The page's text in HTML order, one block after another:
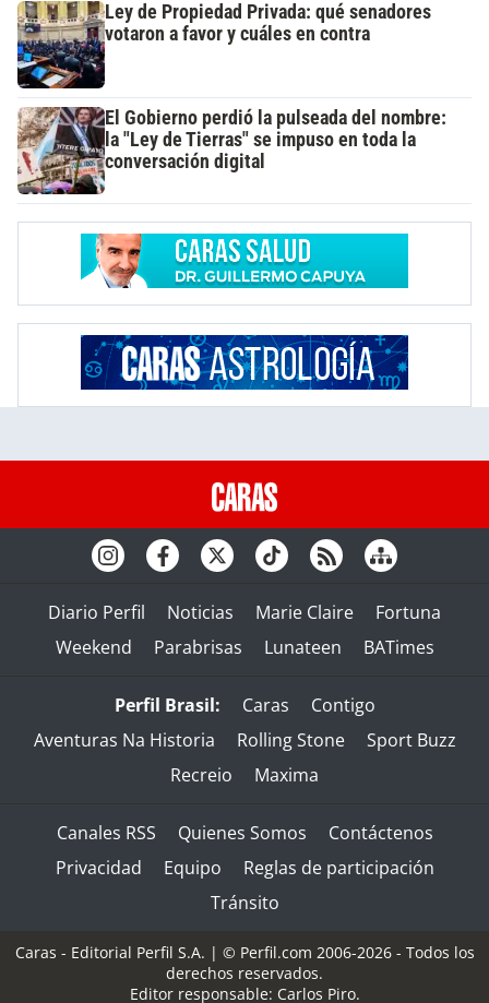
Ley de Propiedad Privada: qué senadores
votaron a favor y cuáles en contra
El Gobierno perdió la pulseada del nombre:
la "Ley de Tierras" se impuso en toda la
conversación digital
Diario Perfil Noticias Marie Claire
Fortuna
Weekend
Parabrisas Lunateen BATimes
Perfil Brasil: Caras
Contigo
Aventuras Na Historia
Rolling Stone
Sport Buzz
Recreio
Maxima
Canales RSS Quienes Somos
Contáctenos
Privacidad
Equipo
Reglas de participación
Tránsito
Caras - Editorial Perfil S.A. | © Perfil.com 2006-2026 - Todos los
derechos reservados.
Editor responsable: Carlos Piro.